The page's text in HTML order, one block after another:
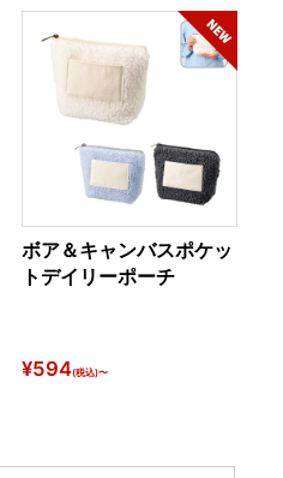
ボア＆キャンバスポケッ
トデイリーポーチ
¥594(税込)〜